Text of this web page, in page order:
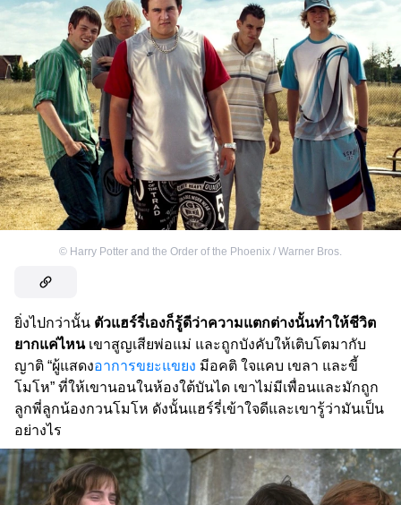
© Harry Potter and the Order of the Phoenix / Warner Bros.
ยิ่งไปกว่านั้น ตัวแฮร์รี่เองก็รู้ดีว่าความแตกต่างนั้นทำให้ชีวิต
ยากแค่ไหนเขาสูญเสียพ่อแม่ และถูกบังคับให้เติบโตมากับ
ญาติ “ผู้แสดงอาการขยะแขยง มีอคติ ใจแคบ เขลา และขี้
โมโห” ที่ให้เขานอนในห้องใต้บันได เขาไม่มีเพื่อนและมักถูก
ลูกพี่ลูกน้องกวนโมโห ดังนั้นแฮร์รี่เข้าใจดีและเขารู้ว่ามันเป็น
อย่างไร